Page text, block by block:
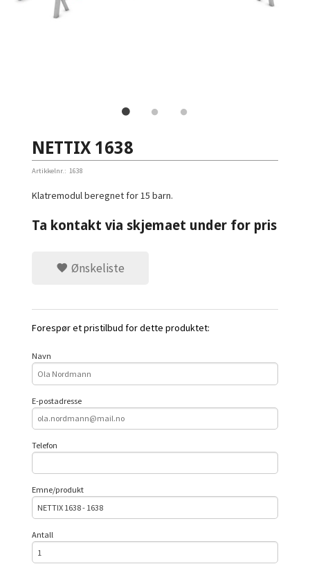
NETTIX 1638
Artikkelnr.: 1638
Klatremodul beregnet for 15 barn.
Ta kontakt via skjemaet under for pris
Ønskeliste
Forespør et pristilbud for dette produktet:
Navn
E-postadresse
Telefon
Emne/produkt
Antall